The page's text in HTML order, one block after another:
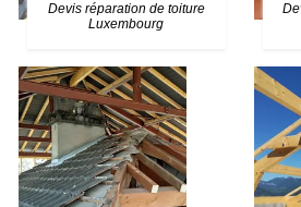
Devis réparation de toiture
Luxembourg